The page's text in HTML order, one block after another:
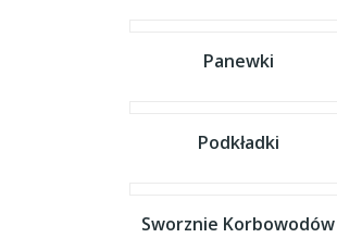
Panewki
Podkładki
Sworznie Korbowodów